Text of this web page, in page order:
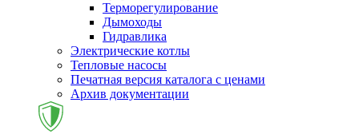
Терморегулирование
Дымоходы
Гидравлика
Электрические котлы
Тепловые насосы
Печатная версия каталога с ценами
Архив документации